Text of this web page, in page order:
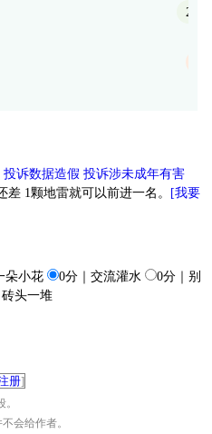
夜
投诉数据造假 投诉涉未成年有害
差 1颗地雷就可以前进一名。 [我要
朵小花 0分｜交流灌水
0分｜别
头一堆
册]
会给作者。